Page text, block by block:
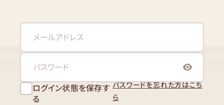
ログイン状態を保存す
る
パスワードを忘れた方はこち
ら